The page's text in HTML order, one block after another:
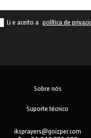
Li e aceito a política de
Sobre nós
Suporte técnico
iksprayers@goizper.com